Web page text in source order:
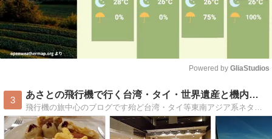
Mute
Powered by GliaStudios
3
あさとの飛行機で行く台湾・タイ・世界遺産と機内食の日記
飛行機の旅中心のブログです殆ど台湾・タイ等東南アジア系ネタでしょうか観光地情報などより飛行機の中や機内食・空撮を主にしてます